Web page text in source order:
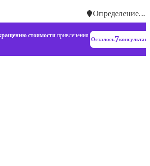
Определение...
стоимости привлечения
Осталось7